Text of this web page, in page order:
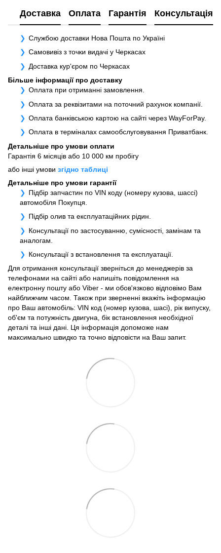
Доставка Оплата Гарантія Консультація
Службою доставки Нова Пошта по Україні
Самовивіз з точки видачі у Черкасах
Доставка кур'єром по Черкасах
Більше інформації про доставку
Оплата при отриманні замовлення.
Оплата за реквізитами на поточний рахунок компанії.
Оплата банківською картою на сайті через WayForPay.
Оплата в терміналах самообслуговування Приватбанк.
Детальніше про умови оплати
Гарантія 6 місяців або 10 000 км пробігу
або інші умови згідно таблиці
Детальніше про умови гарантії
Підбір запчастин по VIN коду (номеру кузова, шассі)
автомобіля Покупця.
Підбір олив та експлуатаційних рідин.
Консультації по застосуванню, сумісності, замінам та
аналогам.
Консультації з встановлення та експлуатації.
Для отримання консультації зверніться до менеджерів за
телефонами на сайті або напишіть повідомлення на
електронну пошту або Viber - ми обов'язково відповімо Вам
найближчим часом. Також при зверненні вкажіть інформацію
про Ваш автомобіль: VIN код (номер кузова, шасі), рік випуску,
об'єм та потужність двигуна, бік встановлення необхідної
деталі та інші дані. Ця інформація допоможе нам
максимально швидко та точно відповісти на Ваш запит.